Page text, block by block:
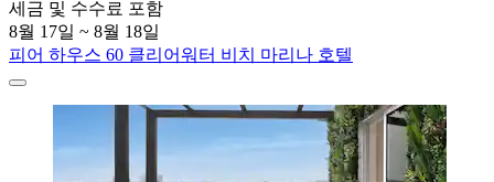
세금 및 수수료 포함
8월 17일 ~ 8월 18일
피어 하우스 60 클리어워터 비치 마리나 호텔